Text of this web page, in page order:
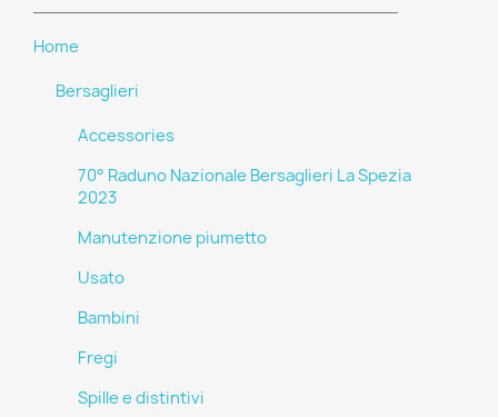
Home
Bersaglieri
Accessories
70° Raduno Nazionale Bersaglieri La Spezia
2023
Manutenzione piumetto
Usato
Bambini
Fregi
Spille e distintivi